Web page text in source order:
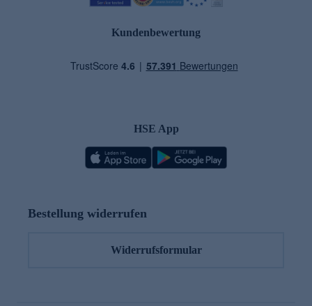
Kundenbewertung
HSE App
Bestellung widerrufen
Widerrufsformular